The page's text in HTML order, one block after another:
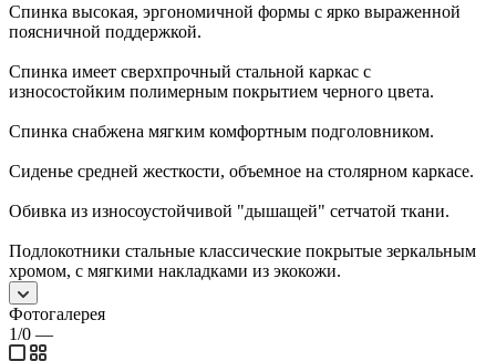
Спинка высокая, эргономичной формы с ярко выраженной
поясничной поддержкой.
Спинка имеет сверхпрочный стальной каркас с
износостойким полимерным покрытием черного цвета.
Спинка снабжена мягким комфортным подголовником.
Сиденье средней жесткости, объемное на столярном каркасе.
Обивка из износоустойчивой "дышащей" сетчатой ткани.
Подлокотники стальные классические покрытые зеркальным
хромом, с мягкими накладками из экокожи.
Фотогалерея
1/0 —